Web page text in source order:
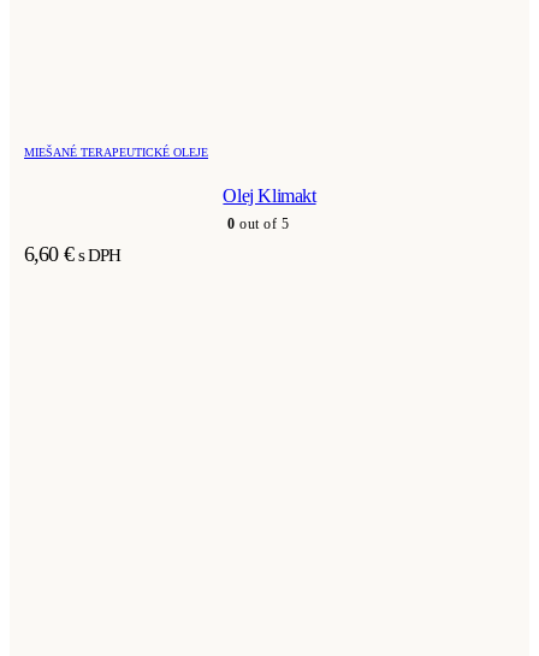
MIEŠANÉ TERAPEUTICKÉ OLEJE
Olej Klimakt
0 out of 5
6,60 € s DPH